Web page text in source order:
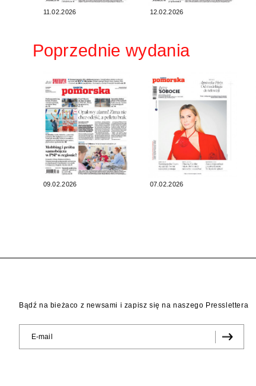
11.02.2026 12.02.2026
Poprzednie wydania
09.02.2026 07.02.2026
Bądź na bieżaco z newsami i zapisz się na naszego Presslettera